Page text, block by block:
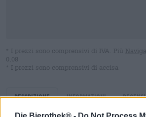
* I prezzi sono comprensivi di IVA. Più
0,08
* I prezzi sono comprensivi di accisa
Descrizione Informazioni